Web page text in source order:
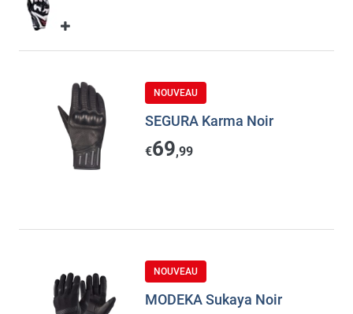
NOUVEAU
SEGURA Karma Noir
€69,99
NOUVEAU
MODEKA Sukaya Noir